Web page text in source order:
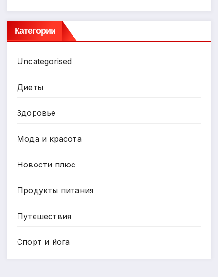
Категории
Uncategorised
Диеты
Здоровье
Мода и красота
Новости плюс
Продукты питания
Путешествия
Спорт и йога